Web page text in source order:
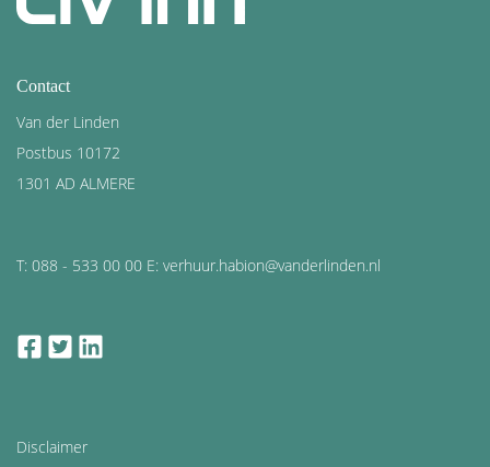
Contact
Van der Linden
Postbus 10172
1301 AD ALMERE
T: 088 - 533 00 00 E: verhuur.habion@vanderlinden.nl
facebook
twitter
Disclaimer